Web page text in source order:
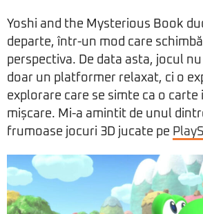
Yoshi and the Mysterious Book
departe, într-un mod care
perspectiva. De data asta, jocul
doar un platformer relaxat, ci o
explorare care se simte ca o
mișcare. Mi-a amintit de unul
frumoase jocuri 3D jucate pe